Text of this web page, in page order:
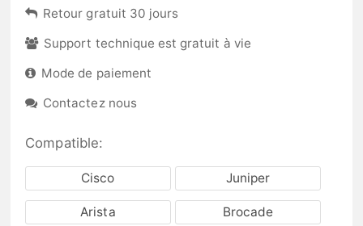
Retour gratuit 30 jours
Support technique est gratuit à vie
Mode de paiement
Contactez nous
Compatible:
Cisco Juniper
Arista Brocade